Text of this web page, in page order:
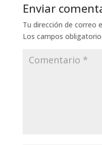
Enviar
Tu dirección de correo
Los campos